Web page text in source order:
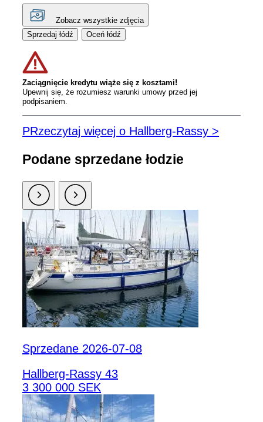
Zobacz wszystkie zdjęcia
Sprzedaj łódź
Oceń łódź
Zaciągnięcie kredytu wiąże się z kosztami!
Upewnij się, że rozumiesz warunki umowy przed jej
podpisaniem.
PRzeczytaj więcej o Hallberg-Rassy >
Podane sprzedane łodzie
Sprzedane 2026-07-08
Hallberg-Rassy 43
3 300 000 SEK